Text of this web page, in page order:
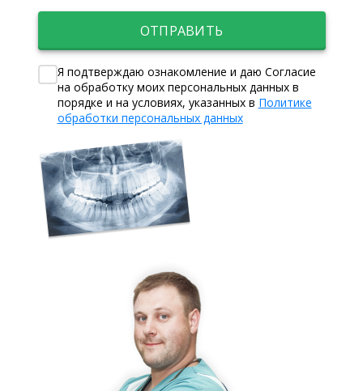
ОТПРАВИТЬ
Я подтверждаю ознакомление и даю Согласие
на обработку моих персональных данных в
порядке и на условиях, указанных в Политике
обработки персональных данных